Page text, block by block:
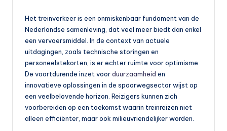
Het treinverkeer is een onmiskenbaar fundament van de
Nederlandse samenleving, dat veel meer biedt dan enkel
een vervoersmiddel. In de context van actuele
uitdagingen, zoals technische storingen en
personeelstekorten, is er echter ruimte voor optimisme.
De voortdurende inzet voorduurzaamheid en
innovatieve oplossingen in de spoorwegsector wijst op
een veelbelovende horizon. Reizigers kunnen zich
voorbereiden op een toekomst waarin treinreizen niet
alleen efficiënter, maar ook milieuvriendelijker worden.